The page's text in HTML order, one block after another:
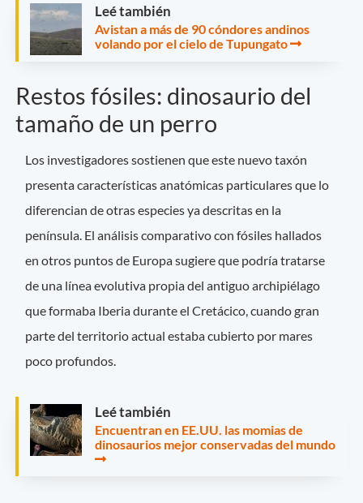
Leé también
Avistan a más de 90 cóndores andinos
volando por el cielo de Tupungato
Restos fósiles: dinosaurio del
tamaño de un perro
Los investigadores sostienen que este nuevo taxón
presenta características anatómicas particulares que lo
diferencian de otras especies ya descritas en la
península. El análisis comparativo con fósiles hallados
en otros puntos de Europa sugiere que podría tratarse
de una línea evolutiva propia del antiguo archipiélago
que formaba Iberia durante el Cretácico, cuando gran
parte del territorio actual estaba cubierto por mares
poco profundos.
Leé también
Encuentran en EE.UU. las momias de
dinosaurios mejor conservadas del mundo